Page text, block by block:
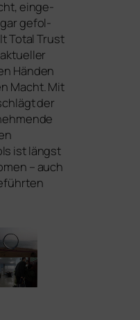
ein­ge­
gefol­
Total Trust
Händen
Macht. Mit
der
ist längst
– auch